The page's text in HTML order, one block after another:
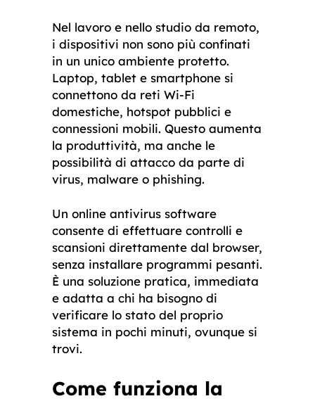
Nel lavoro e nello studio da remoto,
i dispositivi non sono più confinati
in un unico ambiente protetto.
Laptop, tablet e smartphone si
connettono da reti Wi-Fi
domestiche, hotspot pubblici e
connessioni mobili. Questo aumenta
la produttività, ma anche le
possibilità di attacco da parte di
virus, malware o phishing.
Un online antivirus software
consente di effettuare controlli e
scansioni direttamente dal browser,
senza installare programmi pesanti.
È una soluzione pratica, immediata
e adatta a chi ha bisogno di
verificare lo stato del proprio
sistema in pochi minuti, ovunque si
trovi.
Come funziona la